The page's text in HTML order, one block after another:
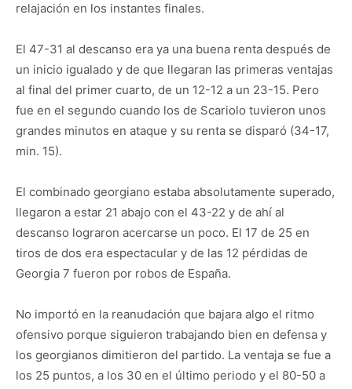
relajación en los instantes finales.
El 47-31 al descanso era ya una buena renta después de
un inicio igualado y de que llegaran las primeras ventajas
al final del primer cuarto, de un 12-12 a un 23-15. Pero
fue en el segundo cuando los de Scariolo tuvieron unos
grandes minutos en ataque y su renta se disparó (34-17,
min. 15).
El combinado georgiano estaba absolutamente superado,
llegaron a estar 21 abajo con el 43-22 y de ahí al
descanso lograron acercarse un poco. El 17 de 25 en
tiros de dos era espectacular y de las 12 pérdidas de
Georgia 7 fueron por robos de España.
No importó en la reanudación que bajara algo el ritmo
ofensivo porque siguieron trabajando bien en defensa y
los georgianos dimitieron del partido. La ventaja se fue a
los 25 puntos, a los 30 en el último periodo y el 80-50 a